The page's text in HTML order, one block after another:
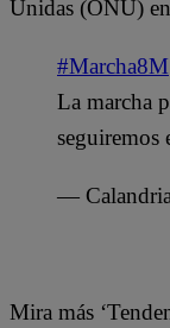
Unidas (ONU)
#Marcha8M
La marcha
seguiremos
—
Mira más